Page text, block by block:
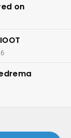
on